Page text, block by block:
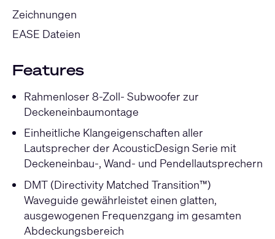
Zeichnungen
EASE Dateien
Features
Rahmenloser 8-Zoll- Subwoofer zur
Deckeneinbaumontage
Einheitliche Klangeigenschaften aller
Lautsprecher der AcousticDesign Serie mit
Deckeneinbau-, Wand- und Pendellautsprechern
DMT (Directivity Matched Transition™)
Waveguide gewährleistet einen glatten,
ausgewogenen Frequenzgang im gesamten
Abdeckungsbereich